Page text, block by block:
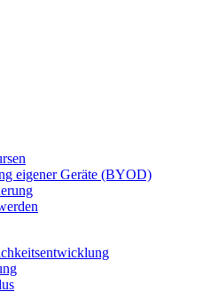
eigener Geräte (BYOD)